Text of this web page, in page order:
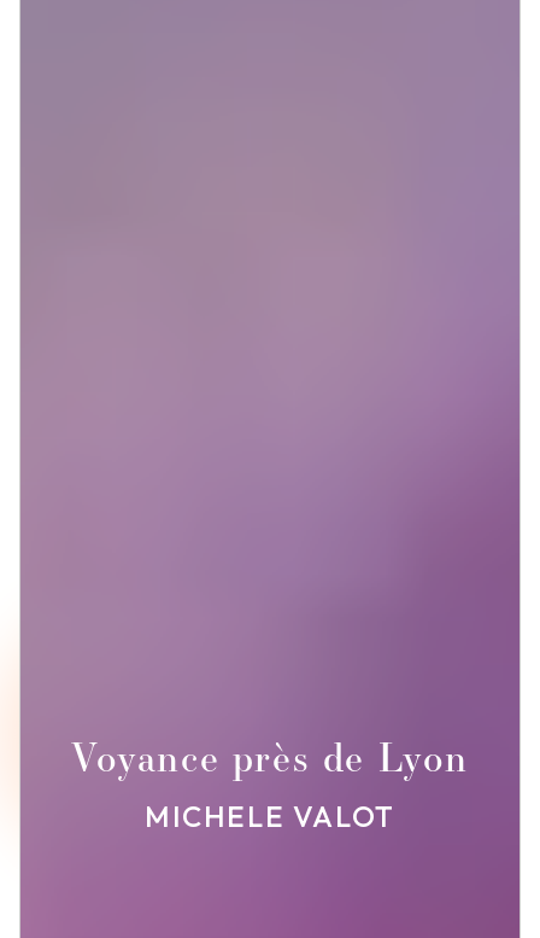
Voyance près de Lyon
MICHELE VALOT